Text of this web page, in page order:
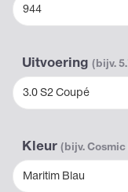
944
Uitvoering (bijv.
3.0 S2 Coupé
Kleur (bijv. Cosmic
Maritim Blau